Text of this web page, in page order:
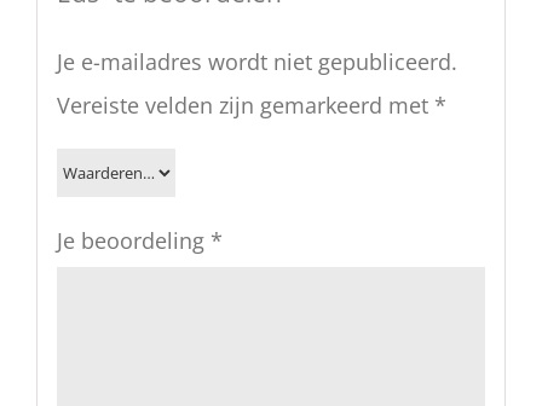
Je e-mailadres wordt niet gepubliceerd.
Vereiste velden zijn gemarkeerd met *
Je beoordeling *